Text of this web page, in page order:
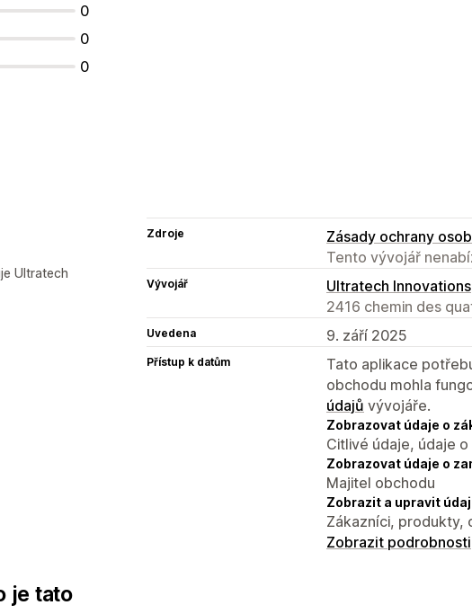
0
0
0
Ultratech
Zdroje
Zásady ochrany
Tento vývojář
Vývojář
Ultratech Innovations
2416 chemin des
Uvedena 9. září 2025
Přístup k datům
Tato aplikace
obchodu mohla
údajů vývojáře.
Zobrazovat údaje o
Citlivé údaje, údaje
Zobrazovat údaje o
Majitel obchodu
Zobrazit a upravit
Zákazníci, produkty,
Zobrazit podrobnosti
je tato